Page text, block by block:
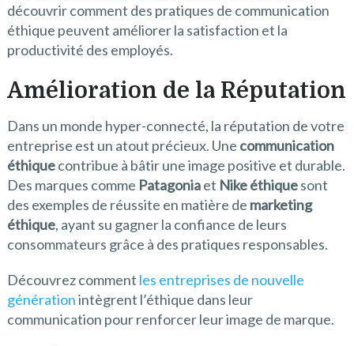
découvrir comment des pratiques de communication
éthique peuvent améliorer la satisfaction et la
productivité des employés.
Amélioration de la Réputation
Dans un monde hyper-connecté, la réputation de votre
entreprise est un atout précieux. Une communication
éthiquecontribue à bâtir une image positive et durable.
Des marques comme Patagoniaet Nike éthiquesont
des exemples de réussite en matière de marketing
éthique, ayant su gagner la confiance de leurs
consommateurs grâce à des pratiques responsables.
Découvrez comment les entreprises de nouvelle
générationintègrent l’éthique dans leur
communication pour renforcer leur image de marque.